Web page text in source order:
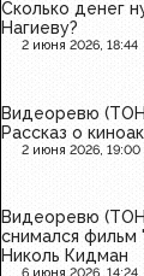
Сколько денег
Нагиеву?
2 июня 2026, 18:44
Видеоревю
Рассказ о
2 июня 2026, 19:00
Видеоревю
снимался фильм
Николь Кидман